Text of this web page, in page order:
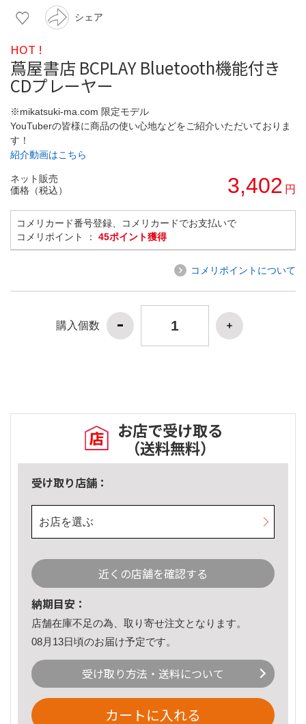
シェア
HOT !
蔦屋書店 BCPLAY Bluetooth機能付き
CDプレーヤー
※mikatsuki-ma.com 限定モデル
YouTuberの皆様に商品の使い心地などをご紹介いただいておりま
す！
紹介動画はこちら
ネット販売
価格（税込）
3,402 円
コメリカード番号登録、コメリカードでお支払いで
コメリポイント ： 45ポイント獲得
コメリポイントについて
購入個数
お店で受け取る
（送料無料）
受け取り店舗：
お店を選ぶ
近くの店舗を確認する
納期目安：
店舗在庫不足の為、取り寄せ注文となります。
08月13日頃のお届け予定です。
受け取り方法・送料について
カートに入れる